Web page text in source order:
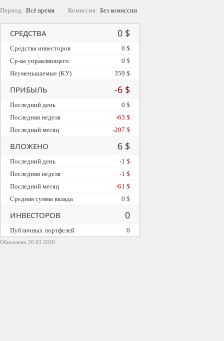
Период: Всё время Комиссия: Без комиссии
Обновлено 26.03.2020
СРЕДСТВА 0 $
Средства инвесторов
0 $
Ср-ва управляющего
0 $
Неуменьшаемые (КУ)
359 $
ПРИБЫЛЬ -6 $
Последний день
0 $
Последняя неделя
-63 $
Последний месяц
-207 $
ВЛОЖЕНО 6 $
Последний день
-1 $
Последняя неделя
-1 $
Последний месяц
-61 $
Средняя сумма вклада
0 $
ИНВЕСТОРОВ 0
Публичных портфелей 0